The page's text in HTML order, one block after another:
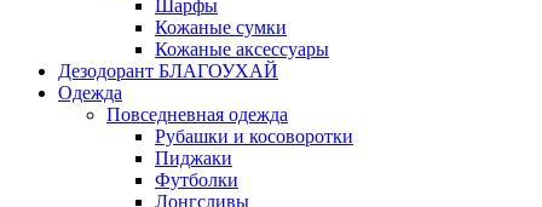
Шарфы
Кожаные сумки
Кожаные аксессуары
Дезодорант БЛАГОУХАЙ
Одежда
Повседневная одежда
Рубашки и косоворотки
Пиджаки
Футболки
Лонгсливы